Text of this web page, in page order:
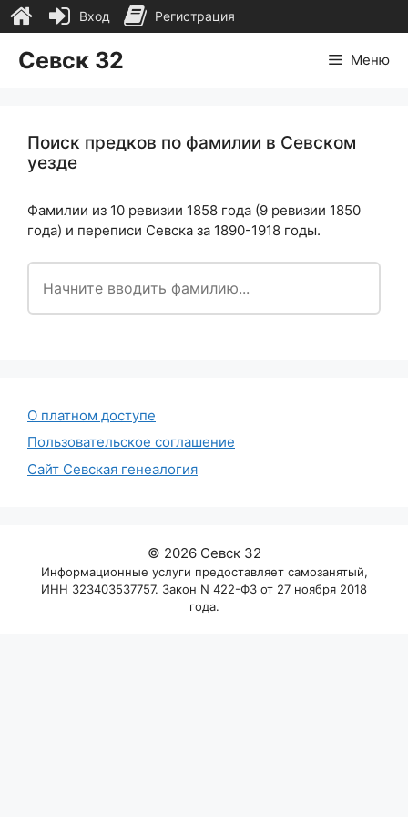
Севск 32 Меню
Поиск предков по фамилии в Севском
уезде
Фамилии из 10 ревизии 1858 года (9 ревизии 1850
года) и переписи Севска за 1890-1918 годы.
О платном доступе
Пользовательское соглашение
Сайт Севская генеалогия
© 2026 Севск 32
Информационные услуги предоставляет самозанятый,
ИНН 323403537757. Закон N 422-ФЗ от 27 ноября 2018
года.
Вход Регистрация